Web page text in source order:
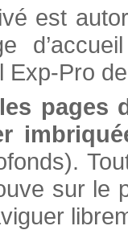
est
Exp-Pro
pages
sur